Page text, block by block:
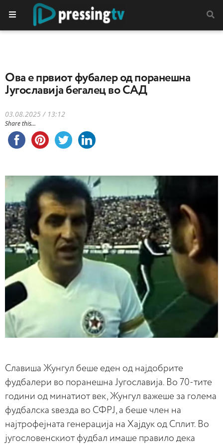
Oва е првиот фубалер од поранешна
Југославија бегалец во САД
03.08.2025 / 13:12
Share this...
Славиша Жунгул беше еден од најдобрите
фудбалери во поранешна Југославија. Во 70-тите
години од минатиот век, Жунгул важеше за голема
фудбалска ѕвезда во СФРЈ, а беше член на
најтрофејната генерација на Хајдук од Сплит. Во
југословенскиот фудбал имаше правило дека